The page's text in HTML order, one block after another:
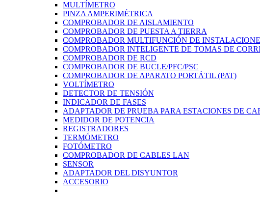
MULTÍMETRO
PINZA AMPERIMÉTRICA
COMPROBADOR DE AISLAMIENTO
COMPROBADOR DE PUESTA A TIERRA
COMPROBADOR MULTIFUNCIÓN DE
COMPROBADOR INTELIGENTE DE TOMAS DE
COMPROBADOR DE RCD
COMPROBADOR DE BUCLE/PFC/PSC
COMPROBADOR DE APARATO PORTÁTIL (PAT)
VOLTÍMETRO
DETECTOR DE TENSIÓN
INDICADOR DE FASES
ADAPTADOR DE PRUEBA PARA ESTACIONES DE
MEDIDOR DE POTENCIA
REGISTRADORES
TERMÓMETRO
FOTÓMETRO
COMPROBADOR DE CABLES LAN
SENSOR
ADAPTADOR DEL DISYUNTOR
ACCESORIO